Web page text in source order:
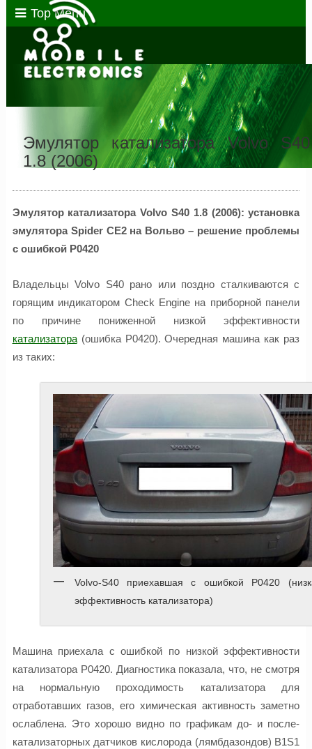
Top Menu
Эмулятор катализатора Volvo S40
1.8 (2006)
Эмулятор катализатора Volvo S40 1.8 (2006): установка
эмулятора Spider CE2 на Вольво – решение проблемы
с ошибкой P0420
Владельцы Volvo S40 рано или поздно сталкиваются с
горящим индикатором Check Engine на приборной панели
по причине пониженной низкой эффективности
катализатора(ошибка P0420). Очередная машина как раз
из таких:
Volvo-S40 приехавшая с ошибкой P0420
эффективность катализатора)
Машина приехала с ошибкой по низкой эффективности
катализатора P0420. Диагностика показала, что, не смотря
на нормальную проходимость катализатора для
отработавших газов, его химическая активность заметно
ослаблена. Это хорошо видно по графикам до- и после-
катализаторных датчиков кислорода (лямбдазондов) B1S1